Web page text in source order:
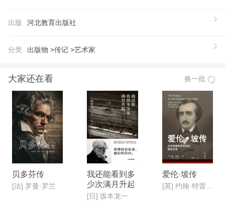
出版 河北教育出版社
分类 出版物 >传记 >艺术家
大家还在看 换一批
贝多芬传
[法] 罗曼·罗兰
我还能看到多
少次满月升起
[日] 坂本龙一
爱伦·坡传
[英] 约翰·特雷什著 ; 李永学译